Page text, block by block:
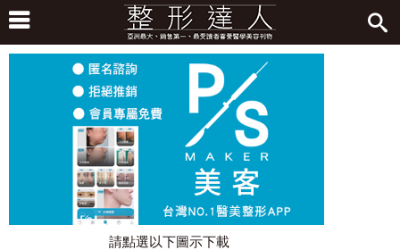
請點選以下圖示下載